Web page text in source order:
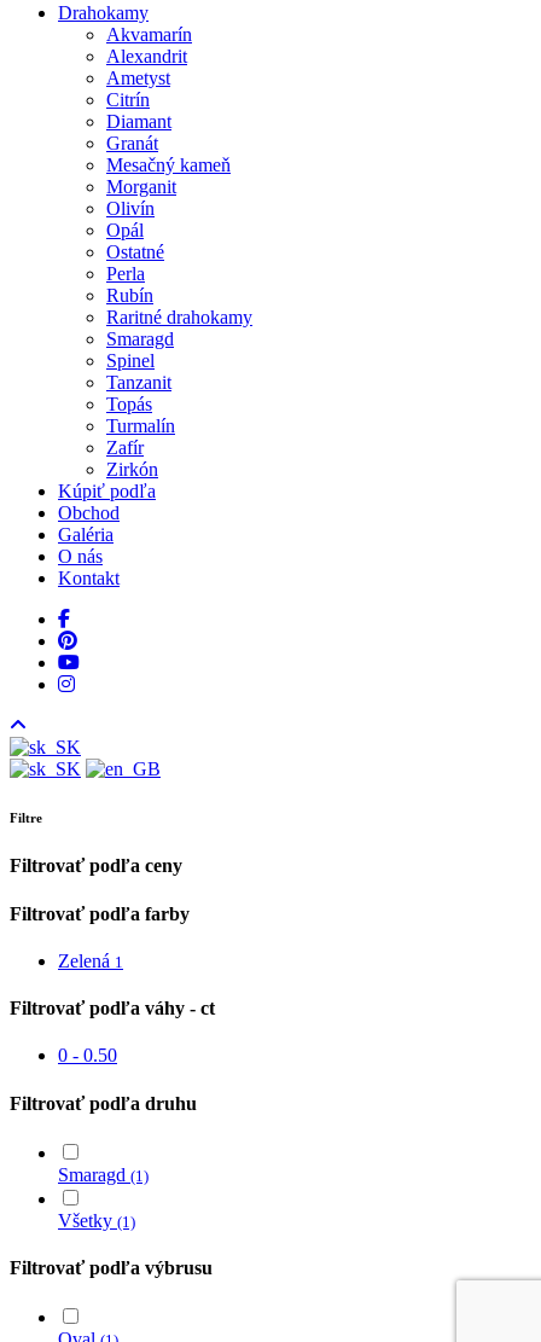
Close
Drahokamy
Akvamarín
Alexandrit
Ametyst
Citrín
Diamant
Granát
Mesačný kameň
Morganit
Olivín
Opál
Ostatné
Perla
Rubín
Raritné drahokamy
Smaragd
Spinel
Tanzanit
Topás
Turmalín
Zafír
Zirkón
Kúpiť podľa
Obchod
Galéria
O nás
Kontakt
facebook
pinterest
youtube
instagram
Filtre
Filtrovať podľa ceny
Filtrovať podľa farby
Zelená 1
Filtrovať podľa váhy - ct
0 - 0.50
Filtrovať podľa druhu
Smaragd (1)
Všetky (1)
Filtrovať podľa výbrusu